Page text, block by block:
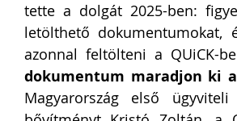
tette a dolgát 2025-ben:
letölthető
azonnal feltölteni a QUiCK-
dokumentum maradjon ki
Magyarország első